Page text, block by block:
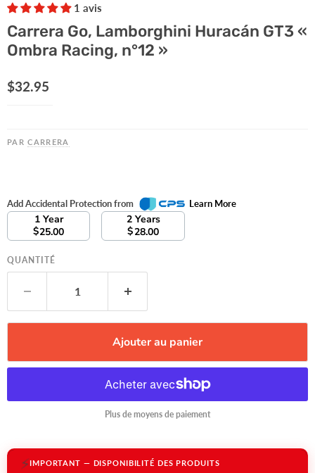
Carrera Go, Lamborghini Huracán GT3 «
Ombra Racing, n°12 »
PARCARRERA
1 avis
Prix actuel
$32.95
Add Accidental Protection from Learn More
1 Year
$25.00
2 Years
$28.00
QUANTITÉ
Ajouter au panier
Plus de moyens de paiement
⚡IMPORTANT — DISPONIBILITÉ DES PRODUITS